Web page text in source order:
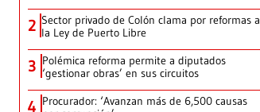
2 Sector privado de Colón clama por reformas a
la Ley de Puerto Libre
3 Polémica reforma permite a diputados
‘gestionar obras’ en sus circuitos
4 Procurador: ‘Avanzan más de 6,500 causas